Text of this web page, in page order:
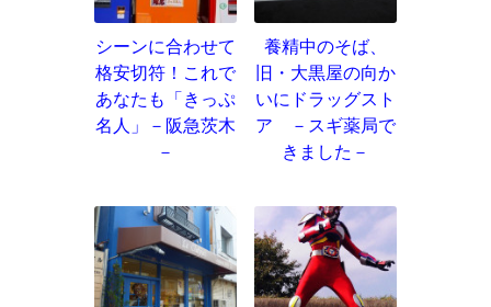
シーンに合わせて
格安切符！これで
あなたも「きっぷ
名人」－阪急茨木
－
養精中のそば、
旧・大黒屋の向か
いにドラッグスト
ア －スギ薬局で
きました－